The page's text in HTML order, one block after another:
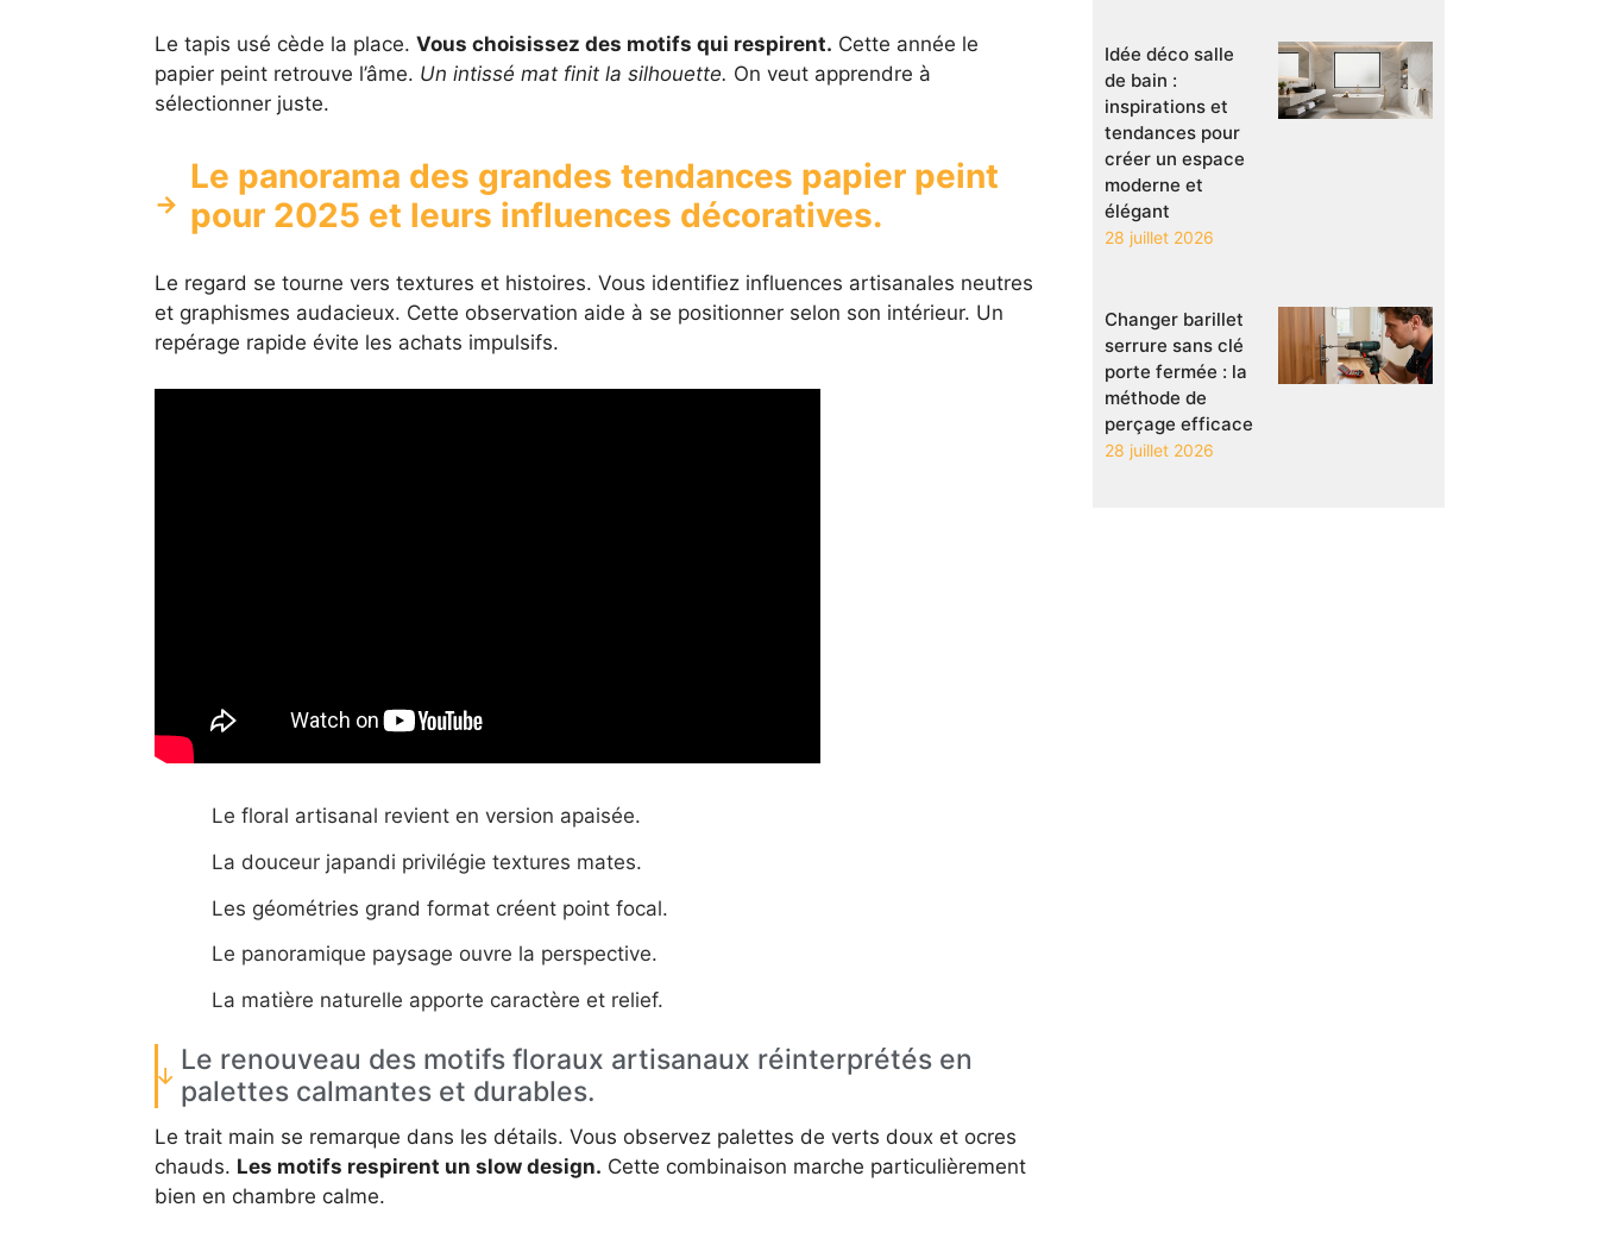
Le tapis usé cède la place. Vous choisissez des motifs qui respirent. Cette année le
papier peint retrouve l’âme. Un intissé mat finit la silhouette. On veut apprendre à
sélectionner juste.
Le panorama des grandes tendances papier peint
pour 2025 et leurs influences décoratives.
Le regard se tourne vers textures et histoires. Vous identifiez influences artisanales neutres
et graphismes audacieux. Cette observation aide à se positionner selon son intérieur. Un
repérage rapide évite les achats impulsifs.
Le floral artisanal revient en version apaisée.
La douceur japandi privilégie textures mates.
Les géométries grand format créent point focal.
Le panoramique paysage ouvre la perspective.
La matière naturelle apporte caractère et relief.
Le renouveau des motifs floraux artisanaux réinterprétés en
palettes calmantes et durables.
Le trait main se remarque dans les détails. Vous observez palettes de verts doux et ocres
chauds. Les motifs respirent un slow design. Cette combinaison marche particulièrement
bien en chambre calme.
Idée déco salle
de bain :
inspirations et
tendances pour
créer un espace
moderne et
élégant
28 juillet 2026
Changer barillet
serrure sans clé
porte fermée : la
méthode de
perçage efficace
28 juillet 2026